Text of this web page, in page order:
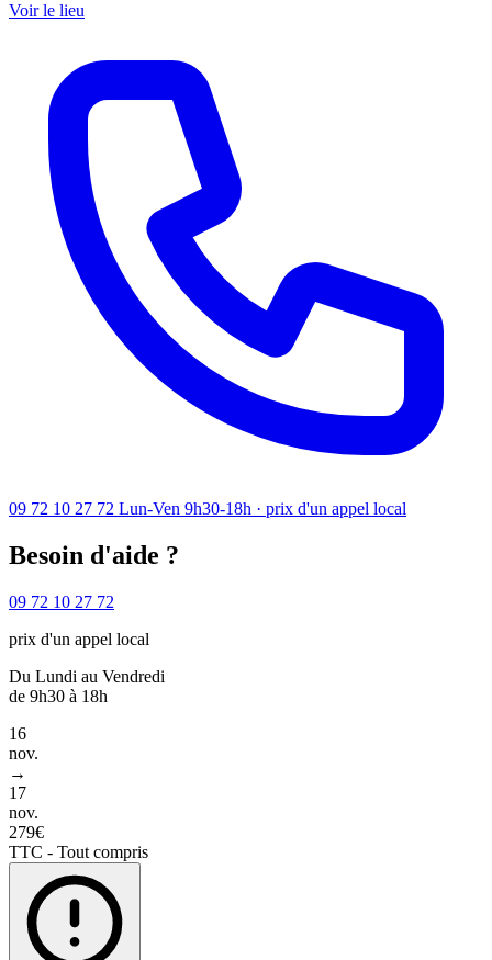
Voir le lieu
09 72 10 27 72 Lun-Ven 9h30-18h · prix d'un appel local
Besoin d'aide ?
09 72 10 27 72
prix d'un appel local
Du Lundi au Vendredi
de 9h30 à 18h
16
nov.
→
17
nov.
279€
TTC - Tout compris